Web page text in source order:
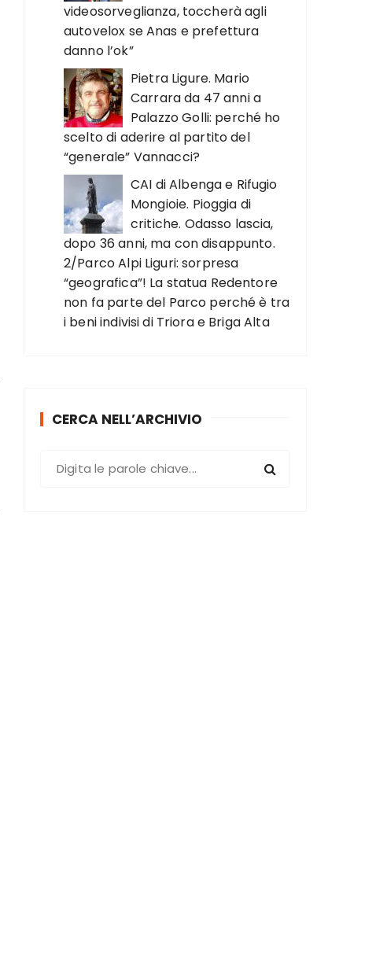
videosorveglianza, toccherà agli
autovelox se Anas e prefettura
danno l’ok”
Pietra Ligure. Mario
Carrara da 47 anni a
Palazzo Golli: perché ho
scelto di aderire al partito del
“generale” Vannacci?
CAI di Albenga e Rifugio
Mongioie. Pioggia di
critiche. Odasso lascia,
dopo 36 anni, ma con disappunto.
2/Parco Alpi Liguri: sorpresa
“geografica”! La statua Redentore
non fa parte del Parco perché è tra
i beni indivisi di Triora e Briga Alta
CERCA NELL’ARCHIVIO